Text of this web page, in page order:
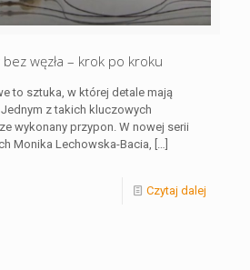
węzła – krok po kroku
to sztuka, w której detale mają
z takich kluczowych
wykonany przypon. W nowej serii
Monika Lechowska-Bacia,
Czytaj dalej